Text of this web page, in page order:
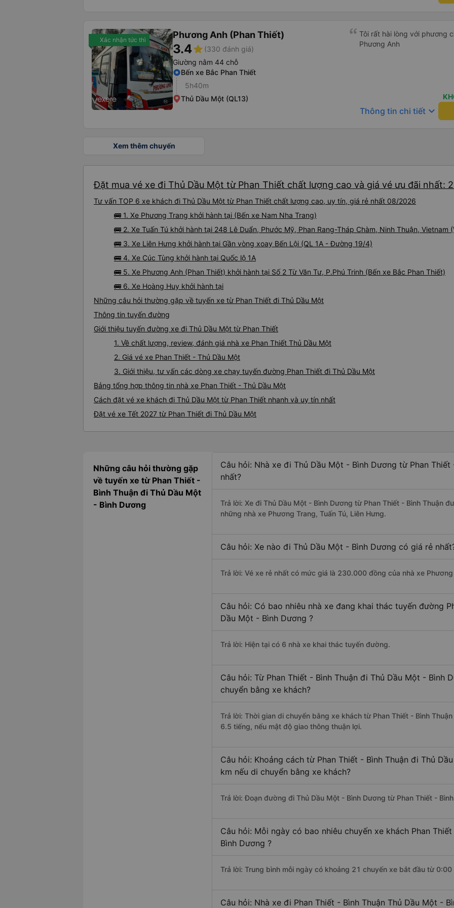
Xác nhận tức thì Phương Anh (Phan Thiết)
3.4star (330 đánh giá)
Giường nằm 44 chỗ
Bến xe Bắc Phan Thiết
5h40m
Thủ Dầu Một (QL13)
Tôi rất hài lòng với phương
Phương Anh
Thông tin chi tiết keyboard_arrow_down
Xem thêm chuyến
Đặt mua vé xe đi Thủ Dầu Một từ Phan Thiết chất lượng cao và giá vé ưu đãi nhất:
Tư vấn TOP 6 xe khách đi Thủ Dầu Một từ Phan Thiết chất lượng cao, uy tín, giá rẻ nhất 08/2026
🚌 1. Xe Phương Trang khởi hành tại (Bến xe Nam Nha Trang)
🚌 2. Xe Tuấn Tú khởi hành tại 248 Lê Duẩn, Phước Mỹ, Phan Rang-Tháp Chàm, Ninh Thuận, Vietnam
🚌 3. Xe Liên Hưng khởi hành tại Gần vòng xoay Bến Lội (QL 1A - Đường 19/4)
🚌 4. Xe Cúc Tùng khởi hành tại Quốc lộ 1A
🚌 5. Xe Phương Anh (Phan Thiết) khởi hành tại Số 2 Từ Văn Tư, P.Phú Trinh (Bến xe Bắc Phan Thiết)
🚌 6. Xe Hoàng Huy khởi hành tại
Những câu hỏi thường gặp về tuyến xe từ Phan Thiết đi Thủ Dầu Một
Thông tin tuyến đường
Giới thiệu tuyến đường xe đi Thủ Dầu Một từ Phan Thiết
1. Về chất lượng, review, đánh giá nhà xe Phan Thiết Thủ Dầu Một
2. Giá vé xe Phan Thiết - Thủ Dầu Một
3. Giới thiệu, tư vấn các dòng xe chạy tuyến đường Phan Thiết đi Thủ Dầu Một
Bảng tổng hợp thông tin nhà xe Phan Thiết - Thủ Dầu Một
Cách đặt vé xe khách đi Thủ Dầu Một từ Phan Thiết nhanh và uy tín nhất
Đặt vé xe Tết 2027 từ Phan Thiết đi Thủ Dầu Một
Những câu hỏi thường gặp
về tuyến xe từ Phan Thiết -
Bình Thuận đi Thủ Dầu Một
- Bình Dương
Câu hỏi: Nhà xe đi Thủ Dầu Một - Bình Dương từ Phan
nhất?
Trả lời: Xe đi Thủ Dầu Một - Bình Dương từ Phan Thiết - Bình Thuận
những nhà xe Phương Trang, Tuấn Tú, Liên Hưng.
Câu hỏi: Xe nào đi Thủ Dầu Một - Bình Dương có giá rẻ
Trả lời: Vé xe rẻ nhất có mức giá là 230.000 đồng của nhà xe
Câu hỏi: Có bao nhiêu nhà xe đang khai thác tuyến đường
Dầu Một - Bình Dương ?
Trả lời: Hiện tại có 6 nhà xe khai thác tuyến đường.
Câu hỏi: Từ Phan Thiết - Bình Thuận đi Thủ Dầu Một - Bình
chuyển bằng xe khách?
Trả lời: Thời gian di chuyển bằng xe khách từ Phan Thiết - Bình
6.5 tiếng, nếu mật độ giao thông thuận lợi.
Câu hỏi: Khoảng cách từ Phan Thiết - Bình Thuận đi Thủ
km nếu di chuyển bằng xe khách?
Trả lời: Đoạn đường đi Thủ Dầu Một - Bình Dương từ Phan Thiết -
Câu hỏi: Mỗi ngày có bao nhiêu chuyến xe khách Phan
Bình Dương ?
Trả lời: Trung bình mỗi ngày có khoảng 21 chuyến xe bắt đầu từ
Câu hỏi: Nhà xe đi Phan Thiết - Bình Thuận Thủ Dầu Một -